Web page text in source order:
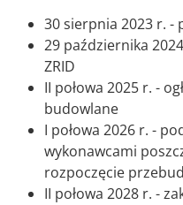
30 sierpnia 2023 r.
29 października
ZRID
II połowa 2025 r. -
budowlane
I połowa 2026 r. -
wykonawcami
rozpoczęcie
II połowa 2028 r. -